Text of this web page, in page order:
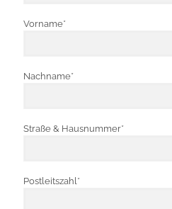
Vorname*
Nachname*
Straße & Hausnummer*
Postleitszahl*